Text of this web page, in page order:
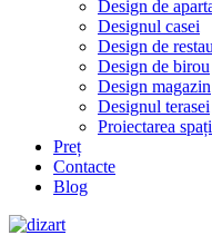
Design de
Designul casei
Design de
Design de birou
Design magazin
Designul terasei
Proiectarea
Preț
Contacte
Blog